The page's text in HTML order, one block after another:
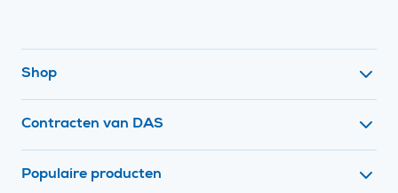
Shop
Contracten van DAS
Populaire producten